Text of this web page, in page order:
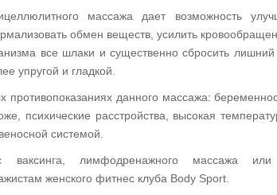
массажа дает возможность
обмен веществ, усилить
все шлаки и существенно сбросить лишний
упругой и гладкой.
данного массажа:
психические расстройства, высокая
системой.
лимфодренажного массажа
женского фитнес клуба Body Sport.